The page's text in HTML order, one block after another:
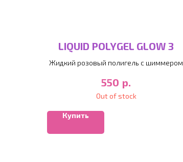
LIQUID POLYGEL GLOW 3
Жидкий розовый полигель с шиммером
550 р.
Out of stock
Купить